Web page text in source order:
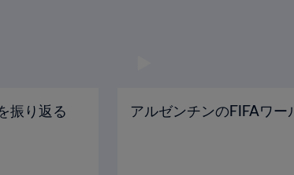
振り返る アルゼンチンのFIFAワ